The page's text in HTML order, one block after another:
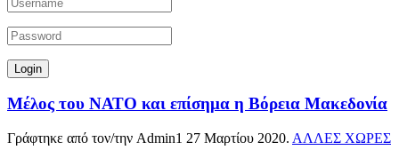
Μέλος του ΝΑΤΟ και επίσημα η Βόρεια Μακεδονία
Γράφτηκε από τον/την Admin1 27 Μαρτίου 2020. ΑΛΛΕΣ ΧΩΡΕΣ